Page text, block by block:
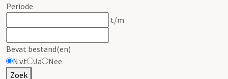
Periode
t/m
Bevat bestand(en)
N.v.t
Ja
Nee
Zoek